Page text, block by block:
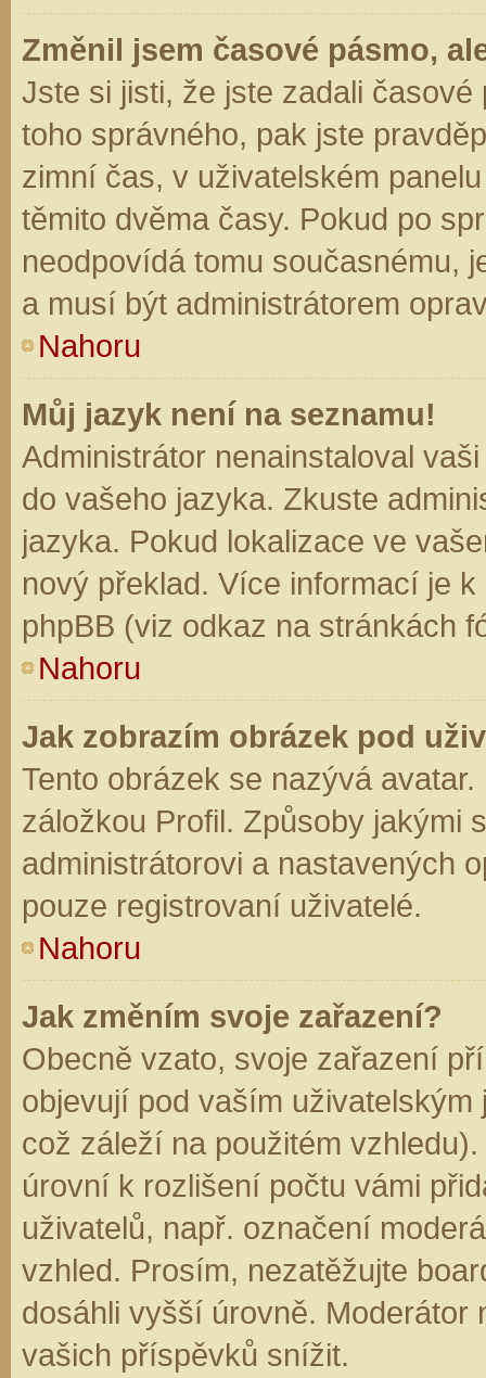
Změnil jsem časové pásmo,
Jste si jisti, že jste zadali
toho správného, pak jste
zimní čas, v uživatelském
těmito dvěma časy. Pokud po
neodpovídá tomu současnému,
a musí být administrátorem
Nahoru
Můj jazyk není na seznamu!
Administrátor nenainstaloval
do vašeho jazyka. Zkuste
jazyka. Pokud lokalizace ve
nový překlad. Více informací je
phpBB (viz odkaz na stránkách
Nahoru
Jak zobrazím obrázek pod
Tento obrázek se nazývá
záložkou Profil. Způsoby jakými
administrátorovi a nastavených
pouze registrovaní uživatelé.
Nahoru
Jak změním svoje zařazení?
Obecně vzato, svoje zařazení
objevují pod vaším
což záleží na použitém
úrovní k rozlišení počtu vámi
uživatelů, např. označení
vzhled. Prosím, nezatěžujte
dosáhli vyšší úrovně. Moderátor
vašich příspěvků snížit.